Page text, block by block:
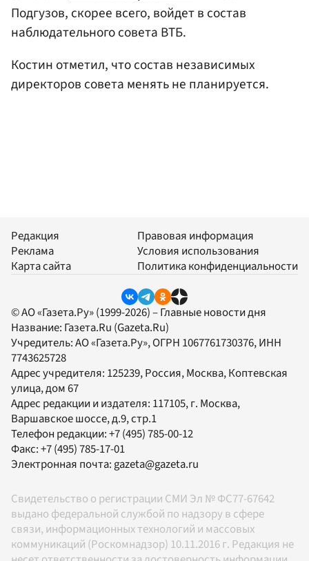
Подгузов, скорее всего, войдет в состав
наблюдательного совета ВТБ.
Костин отметил, что состав независимых
директоров совета менять не планируется.
Редакция
Реклама
Карта сайта
Правовая информация
Условия использования
Политика конфиденциальности
© АО «Газета.Ру» (1999-2026) – Главные новости дня
Название: Газета.Ru (Gazeta.Ru)
Учредитель:АО «Газета.Ру», ОГРН 1067761730376, ИНН
7743625728
Адрес учредителя: 125239, Россия, Москва, Коптевская
улица, дом 67
Адрес редакции и издателя: 117105, г. Москва,
Варшавское шоссе, д.9, стр.1
Телефон редакции:+7 (495) 785-00-12
Факс:+7 (495) 785-17-01
Электронная почта: gazeta@gazeta.ru
Свидетельство о регистрации СМИ Эл № ФС77-67642
выдано федеральной службой по надзору в сфере
связи, информационных технологий и массовых
коммуникаций (Роскомнадзор) 10.11.2016 г. Редакция не